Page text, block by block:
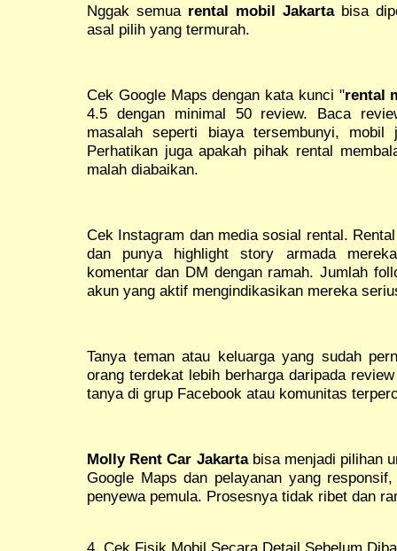
Nggak semua rental mobil Jakartabisa
asal pilih yang termurah.
Cek Google Maps dengan kata kunci "rental
4.5 dengan minimal 50 review. Baca
masalah seperti biaya tersembunyi,
Perhatikan juga apakah pihak rental
malah diabaikan.
Cek Instagram dan media sosial rental.
dan punya highlight story armada
komentar dan DM dengan ramah. Jumlah
akun yang aktif mengindikasikan mereka
Tanya teman atau keluarga yang sudah
orang terdekat lebih berharga daripada
tanya di grup Facebook atau komunitas
Molly Rent Car Jakartabisa menjadi pilihan
Google Maps dan pelayanan yang
penyewa pemula. Prosesnya tidak ribet dan
4. Cek Fisik Mobil Secara Detail Sebelum